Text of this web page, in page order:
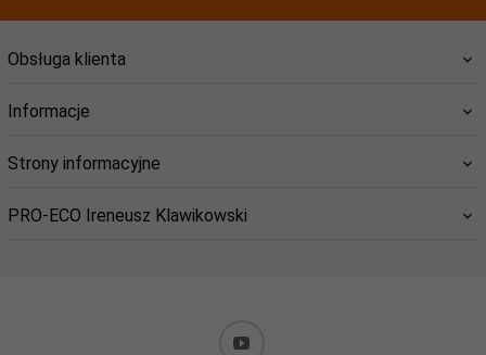
Obsługa klienta
Informacje
Strony informacyjne
PRO-ECO Ireneusz Klawikowski